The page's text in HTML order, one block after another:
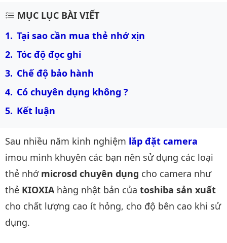
Nội dung bài viết
MỤC LỤC BÀI VIẾT
Tại sao cần mua thẻ nhớ xịn
Tóc độ đọc ghi
Chế độ bảo hành
Có chuyên dụng không ?
Kết luận
Sau nhiều năm kinh nghiệm lắp đặt camera
imou mình khuyên các bạn nên sử dụng các loại
thẻ nhớ microsd chuyên dụng cho camera như
thẻ KIOXIAhàng nhật bản của toshiba sản xuất
cho chất lượng cao ít hỏng, cho độ bên cao khi sử
dụng.